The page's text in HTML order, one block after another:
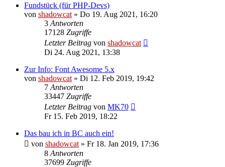
Fundstück (für PHP-Devs)
von shadowcat » Do 19. Aug 2021, 16:20
3 Antworten
17128 Zugriffe
Letzter Beitrag von shadowcat
Di 24. Aug 2021, 13:38
Zur Info: Font Awesome 5.x
von shadowcat » Di 12. Feb 2019, 19:42
7 Antworten
33447 Zugriffe
Letzter Beitrag von MK70
Fr 15. Feb 2019, 18:22
Das bau ich in BC auch ein!
von shadowcat » Fr 18. Jan 2019, 17:36
8 Antworten
37699 Zugriffe